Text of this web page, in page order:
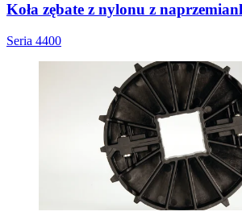
Koła zębate z nylonu z
Seria 4400